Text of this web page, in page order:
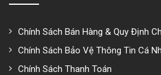
Chính Sách Bán Hàng & Quy Định
Chính Sách Bảo Vệ Thông Tin Cá
Chính Sách Thanh Toán